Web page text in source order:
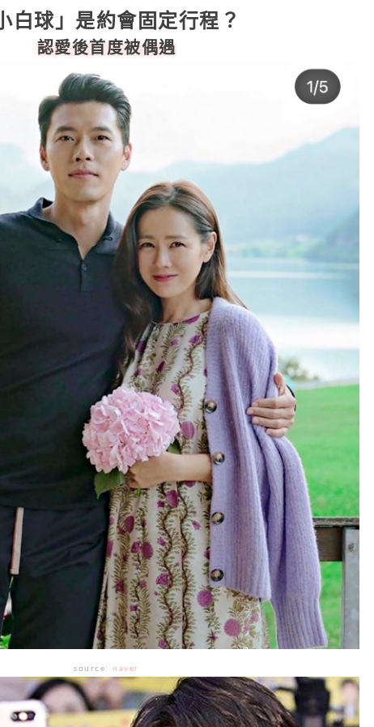
白球」是約會固定行程？
認愛後首度被偶遇
source:naver